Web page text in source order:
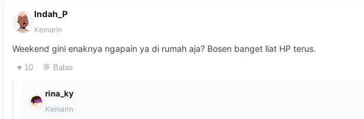
Indah_P
Kemarin
Weekend gini enaknya ngapain ya di rumah aja? Bosen banget liat HP terus.
♥ 10 💬 Balas
rina_ky
Kemarin